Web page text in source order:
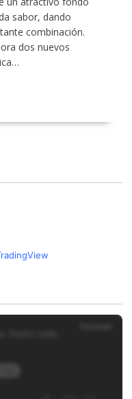
sabor, dando
combinación.
dos nuevos